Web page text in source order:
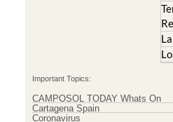
Important Topics:
CAMPOSOL TODAY Whats On
Cartagena Spain
Coronavirus